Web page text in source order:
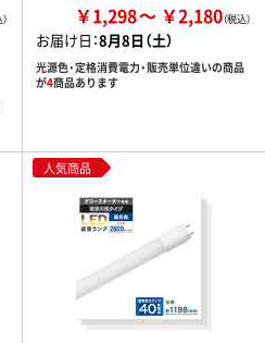
￥1,298 ￥2,180
お届け日：8月8日（土）
光源色・定格消費電力・販売単位違いの商品
が4商品あります
人気商品